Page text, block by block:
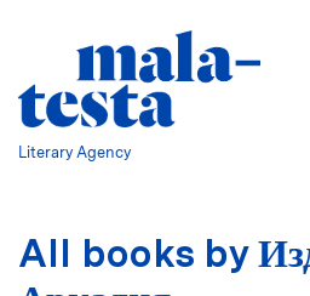
Literary Agency
All books by